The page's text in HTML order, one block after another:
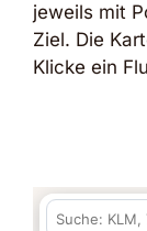
jeweils mit
Ziel. Die
Klicke ein